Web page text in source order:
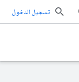
تسجيل الدخول